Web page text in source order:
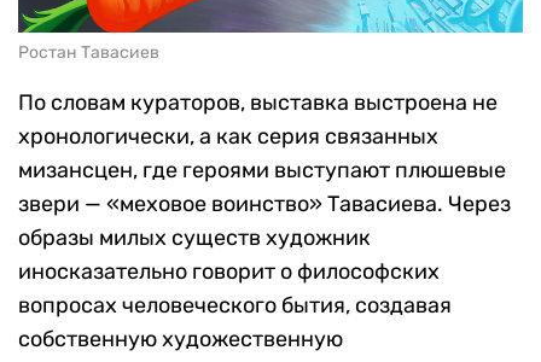
Ростан Тавасиев
По словам кураторов, выставка выстроена не
хронологически, а как серия связанных
мизансцен, где героями выступают плюшевые
звери — «меховое воинство» Тавасиева. Через
образы милых существ художник
иносказательно говорит о философских
вопросах человеческого бытия, создавая
собственную художественную